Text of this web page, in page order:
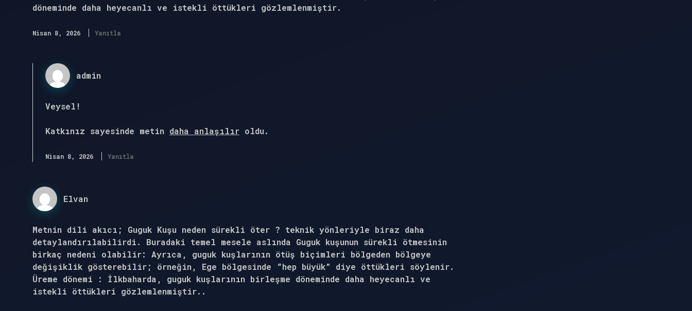
döneminde daha heyecanlı ve istekli öttükleri gözlemlenmiştir.
Nisan 8, 2026 Yanıtla
admin
Veysel!
Katkınız sayesinde metin daha anlaşılır oldu.
Nisan 8, 2026 Yanıtla
Elvan
Metnin dili akıcı; Guguk Kuşu neden sürekli öter ? teknik yönleriyle biraz daha
detaylandırılabilirdi. Buradaki temel mesele aslında Guguk kuşunun sürekli ötmesinin
birkaç nedeni olabilir: Ayrıca, guguk kuşlarının ötüş biçimleri bölgeden bölgeye
değişiklik gösterebilir; örneğin, Ege bölgesinde “hep büyük” diye öttükleri söylenir.
Üreme dönemi : İlkbaharda, guguk kuşlarının birleşme döneminde daha heyecanlı ve
istekli öttükleri gözlemlenmiştir..